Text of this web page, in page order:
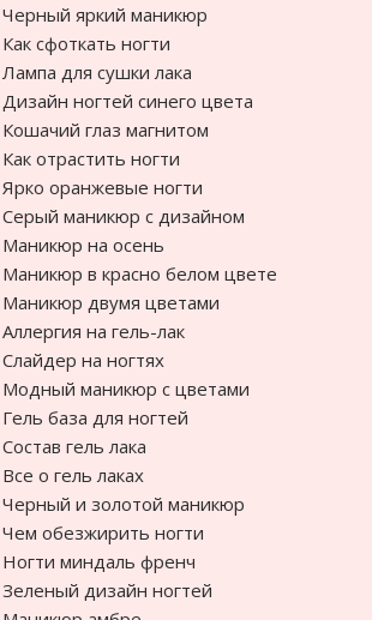
Черный яркий маникюр
Как сфоткать ногти
Лампа для сушки лака
Дизайн ногтей синего цвета
Кошачий глаз магнитом
Как отрастить ногти
Ярко оранжевые ногти
Cерый маникюр с дизайном
Маникюр на осень
Маникюр в красно белом цвете
Маникюр двумя цветами
Аллергия на гель-лак
Слайдер на ногтях
Модный маникюр с цветами
Гель база для ногтей
Состав гель лака
Все о гель лаках
Черный и золотой маникюр
Чем обезжирить ногти
Ногти миндаль френч
Зеленый дизайн ногтей